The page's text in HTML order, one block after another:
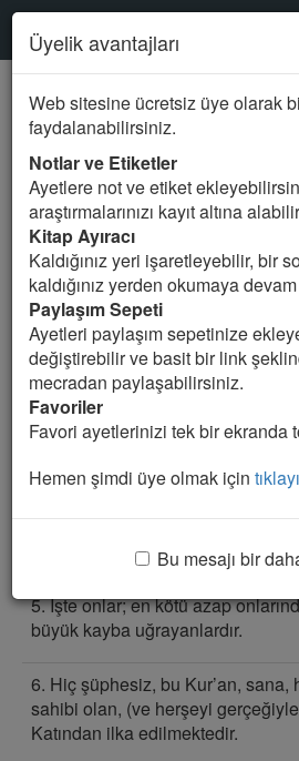
Kur'an-ı Kerim
Mealde ara
27.NEML Suresi
Ali Bulaç
1. Ta, sin. Bunlar Kur’an’ın ve
ayetleridir.
2. Mü’minler için bir hidayet ve
3. Ki onlar, namazı dosdoğru
onlar, ahirete kesin bilgiyle iman
yaptıklarını süslemişiz, böylece
şaşkınca dolaşırlar’.
5. İşte onlar; en kötü azap
büyük kayba uğrayanlardır.
6. Hiç şüphesiz, bu Kur’an, sana,
sahibi olan, (ve herşeyi
Katından ilka edilmektedir.
Üyelik avantajları
Web sitesine ücretsiz üye olarak
faydalanabilirsiniz.
Notlar ve Etiketler
Ayetlere not ve etiket
araştırmalarınızı kayıt altına
Kitap Ayıracı
Kaldığınız yeri işaretleyebilir, bir
kaldığınız yerden okumaya
Paylaşım Sepeti
Ayetleri paylaşım sepetinize
değiştirebilir ve basit bir link
mecradan paylaşabilirsiniz.
Favoriler
Favori ayetlerinizi tek bir ekranda
Hemen şimdi üye olmak için
Bu mesajı bir